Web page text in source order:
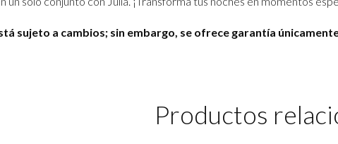
sujeto a cambios; sin embargo, se ofrece garantía
Productos